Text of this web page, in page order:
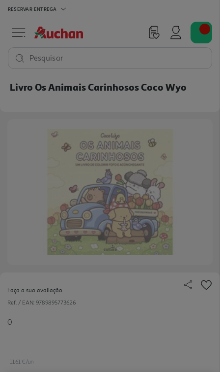
RESERVAR ENTREGA
Pesquisar
Livro Os Animais Carinhosos Coco Wyo
Faça a sua avaliação
Ref. / EAN: 9789895773626
0
11.61 €/un